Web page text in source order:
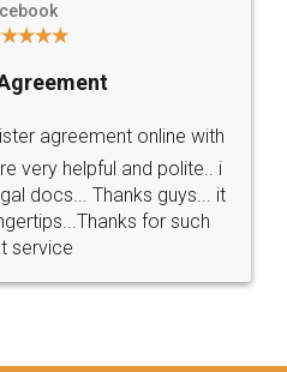
agreement online with
very helpful and polite.. i
docs... Thanks guys... it
for such
service